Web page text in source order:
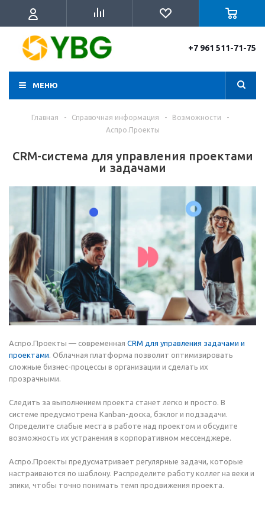
+7 961 511-71-75
МЕНЮ
Главная - Справочная информация - Возможности
-
Аспро.Проекты
CRM-система для управления проектами
и задачами
Аспро.Проекты — современная CRM для управления задачами и
проектами. Облачная платформа позволит оптимизировать
сложные бизнес-процессы в организации и сделать их
прозрачными.
Следить за выполнением проекта станет легко и просто. В
системе предусмотрена Kanban-доска, бэклог и подзадачи.
Определите слабые места в работе над проектом и обсудите
возможность их устранения в корпоративном мессенджере.
Аспро.Проекты предусматривает регулярные задачи, которые
настраиваются по шаблону. Распределите работу коллег на вехи и
эпики, чтобы точно понимать темп продвижения проекта.